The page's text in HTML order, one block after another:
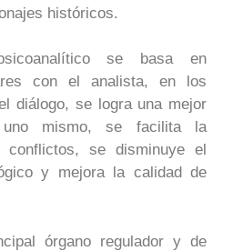
históricos.
se basa en
con el analista, en los
diálogo, se logra una mejor
uno mismo, se facilita la
conflictos, se disminuye el
y mejora la calidad de
órgano regulador y de